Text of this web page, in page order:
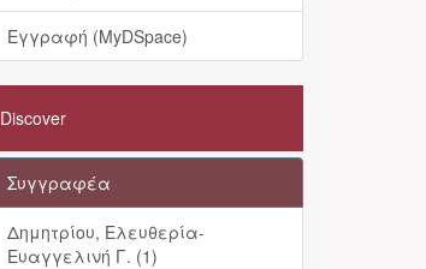
Εγγραφή (MyDSpace)
Discover
Συγγραφέα
Δημητρίου, Ελευθερία-
Ευαγγελινή Γ. (1)